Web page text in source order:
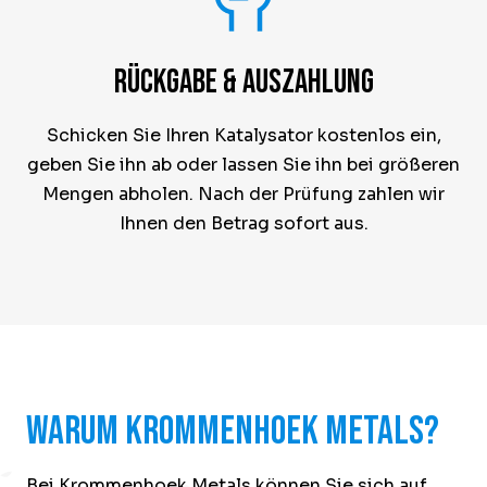
Rückgabe & Auszahlung
Schicken Sie Ihren Katalysator kostenlos ein,
geben Sie ihn ab oder lassen Sie ihn bei größeren
Mengen abholen. Nach der Prüfung zahlen wir
Ihnen den Betrag sofort aus.
Warum Krommenhoek Metals?